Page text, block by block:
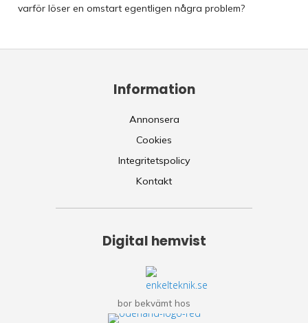
varför löser en omstart egentligen några problem?
Information
Annonsera
Cookies
Integritetspolicy
Kontakt
Digital hemvist
bor bekvämt hos